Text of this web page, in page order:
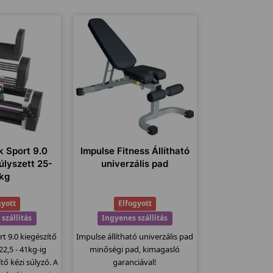
Sport 9.0
25-
9.0 kiegészítő
- 41kg-ig
kézi súlyzó. A
Impulse Fitness Állítható
univerzális pad
Elfogyott
Ingyenes szállítás
Impulse állítható univerzális pad
minőségi pad, kimagasló
garanciával!